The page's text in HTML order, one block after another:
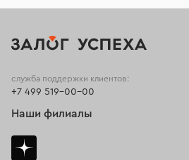
служба поддержки клиентов:
+7 499 519-00-00
Наши филиалы